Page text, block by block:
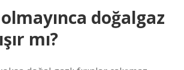
doğalgaz
mı?